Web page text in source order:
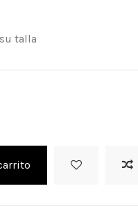
talla